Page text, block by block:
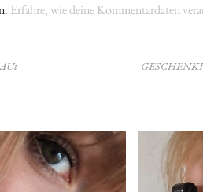
Erfahre, wie deine Kommentardaten